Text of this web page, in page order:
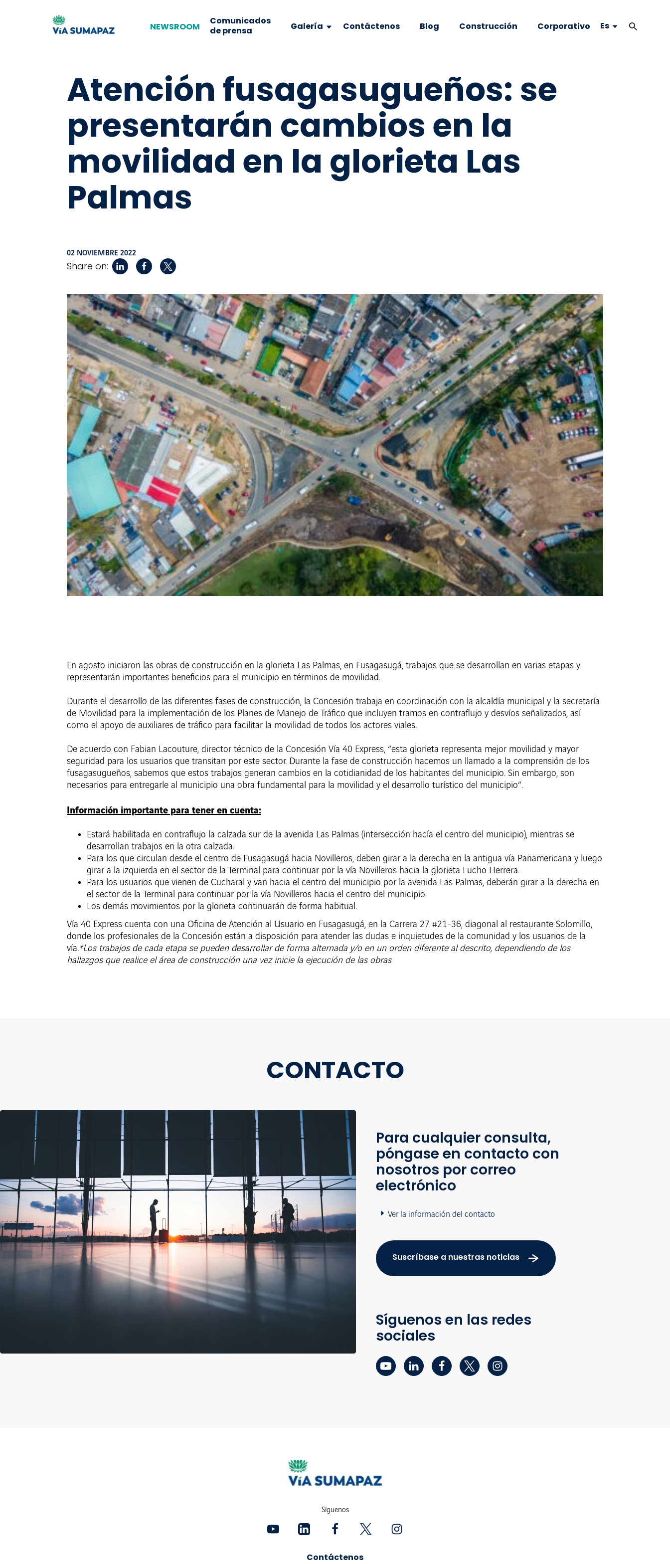
NEWSROOM
Comunicados
de prensa
Galería Contáctenos Blog Construcción Corporativo Es
Atención fusagasugueños: se
presentarán cambios en la
movilidad en la glorieta Las
Palmas
02 NOVIEMBRE 2022
Share on:
En agosto iniciaron las obras de construcción en la glorieta Las Palmas, en Fusagasugá, trabajos que se desarrollan en varias etapas y
representarán importantes beneficios para el municipio en términos de movilidad.
Durante el desarrollo de las diferentes fases de construcción, la Concesión trabaja en coordinación con la alcaldía municipal y la secretaría
de Movilidad para la implementación de los Planes de Manejo de Tráfico que incluyen tramos en contraflujo y desvíos señalizados, así
como el apoyo de auxiliares de tráfico para facilitar la movilidad de todos los actores viales.
De acuerdo con Fabian Lacouture, director técnico de la Concesión Vía 40 Express, “esta glorieta representa mejor movilidad y mayor
seguridad para los usuarios que transitan por este sector. Durante la fase de construcción hacemos un llamado a la comprensión de los
fusagasugueños, sabemos que estos trabajos generan cambios en la cotidianidad de los habitantes del municipio. Sin embargo, son
necesarios para entregarle al municipio una obra fundamental para la movilidad y el desarrollo turístico del municipio”.
Información importante para tener en cuenta:
Estará habilitada en contraflujo la calzada sur de la avenida Las Palmas (intersección hacía el centro del municipio), mientras se
desarrollan trabajos en la otra calzada.
Para los que circulan desde el centro de Fusagasugá hacia Novilleros, deben girar a la derecha en la antigua vía Panamericana y luego
girar a la izquierda en el sector de la Terminal para continuar por la vía Novilleros hacia la glorieta Lucho Herrera.
Para los usuarios que vienen de Cucharal y van hacia el centro del municipio por la avenida Las Palmas, deberán girar a la derecha en
el sector de la Terminal para continuar por la vía Novilleros hacia el centro del municipio.
Los demás movimientos por la glorieta continuarán de forma habitual.
Vía 40 Express cuenta con una Oficina de Atención al Usuario en Fusagasugá, en la Carrera 27 #21-36, diagonal al restaurante Solomillo,
donde los profesionales de la Concesión están a disposición para atender las dudas e inquietudes de la comunidad y los usuarios de la
vía.*Los trabajos de cada etapa se pueden desarrollar de forma alternada y/o en un orden diferente al descrito, dependiendo de los
hallazgos que realice el área de construcción una vez inicie la ejecución de las obras
CONTACTO
Para cualquier consulta,
póngase en contacto con
nosotros por correo
electrónico
Ver la información del contacto
Suscríbase a nuestras noticias
Síguenos en las redes
sociales
Síguenos
Contáctenos